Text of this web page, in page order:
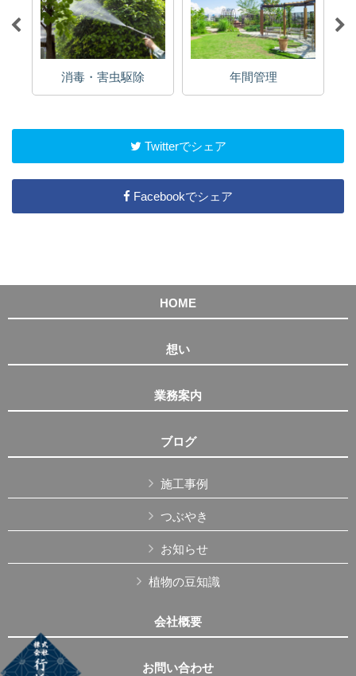
消毒・害虫駆除 年間管理
Twitterでシェア
Facebookでシェア
HOME
想い
業務案内
ブログ
施工事例
つぶやき
お知らせ
植物の豆知識
会社概要
お問い合わせ